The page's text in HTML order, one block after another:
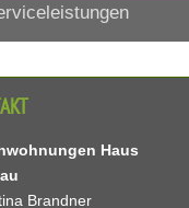
Haus
Brandner